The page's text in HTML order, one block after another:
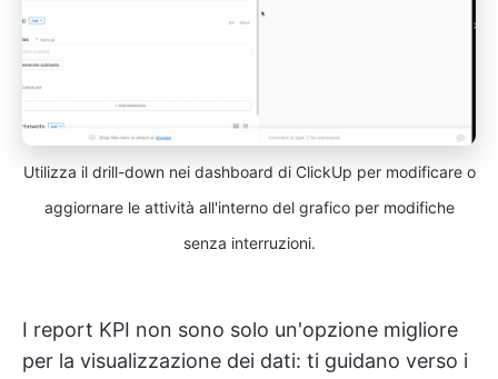
Utilizza il drill-down nei dashboard di ClickUp per modificare o
aggiornare le attività all'interno del grafico per modifiche
senza interruzioni.
I report KPI non sono solo un'opzione migliore
per la visualizzazione dei dati: ti guidano verso i